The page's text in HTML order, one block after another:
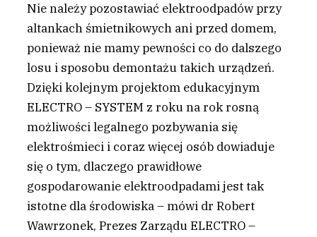
Nie należy pozostawiać elektroodpadów przy
altankach śmietnikowych ani przed domem,
ponieważ nie mamy pewności co do dalszego
losu i sposobu demontażu takich urządzeń.
Dzięki kolejnym projektom edukacyjnym
ELECTRO – SYSTEM z roku na rok rosną
możliwości legalnego pozbywania się
elektrośmieci i coraz więcej osób dowiaduje
się o tym, dlaczego prawidłowe
gospodarowanie elektroodpadami jest tak
istotne dla środowiska – mówi dr Robert
Wawrzonek, Prezes Zarządu ELECTRO –